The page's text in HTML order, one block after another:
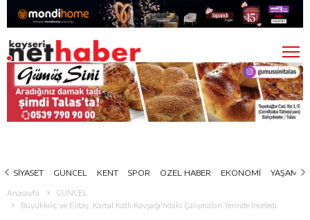
SİYASET GÜNCEL KENT SPOR ÖZEL HABER EKONOMİ YAŞAM
Anasayfa
GÜNCEL
Büyükkılıç ve Elitaş, Kartal Katlı Kavşağı'ndaki Çalışmaları Yerinde İnceledi